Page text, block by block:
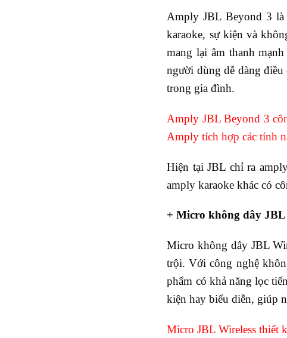
Amply JBL Beyond 3 là
karaoke, sự kiện và
mang lại âm thanh
người dùng dễ dàng điều
trong gia đình.
Amply JBL Beyond 3
Amply tích hợp các tính
Hiện tại JBL chỉ ra
amply karaoke khác có
+ Micro không dây
Micro không dây JBL
trội. Với công nghệ
phẩm có khả năng lọc
kiện hay biểu diễn, giúp
Micro JBL Wireless thiết